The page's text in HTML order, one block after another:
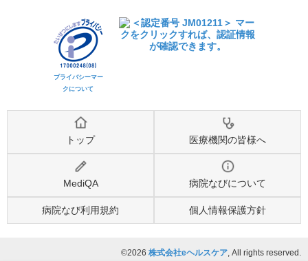
プライバシーマー
クについて
トップ 医療機関の皆様へ
MediQA 病院なびについて
病院なび利用規約 個人情報保護方針
©2026 株式会社eヘルスケア, All rights reserved.